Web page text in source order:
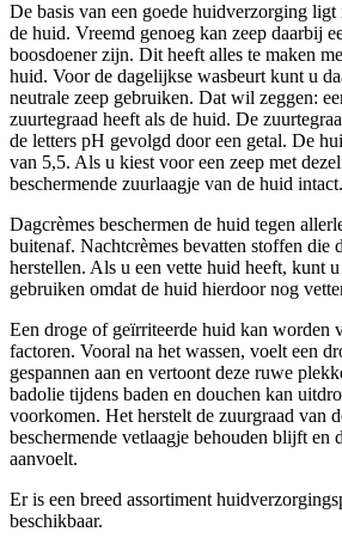
De basis van een goede huidverzorging
de huid. Vreemd genoeg kan zeep daarbij
boosdoener zijn. Dit heeft alles te maken
huid. Voor de dagelijkse wasbeurt kunt u
neutrale zeep gebruiken. Dat wil zeggen:
zuurtegraad heeft als de huid. De
de letters pH gevolgd door een getal. De
van 5,5. Als u kiest voor een zeep met
beschermende zuurlaagje van de huid intact.
Dagcrèmes beschermen de huid tegen
buitenaf. Nachtcrèmes bevatten stoffen die
herstellen. Als u een vette huid heeft, kunt
gebruiken omdat de huid hierdoor nog
Een droge of geïrriteerde huid kan worden
factoren. Vooral na het wassen, voelt een
gespannen aan en vertoont deze ruwe
badolie tijdens baden en douchen kan
voorkomen. Het herstelt de zuurgraad van
beschermende vetlaagje behouden blijft en
aanvoelt.
Er is een breed assortiment
beschikbaar.